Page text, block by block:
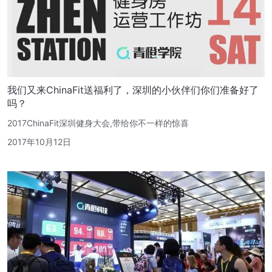
我们又来ChinaFit送福利了，深圳的小伙伴们你们准备好了
吗？
2017ChinaFit深圳健身大会,带给你不一样的惊喜
2017年10月12日